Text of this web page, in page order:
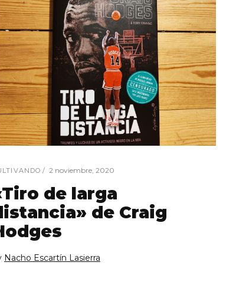
2 noviembre, 2020
de larga
de Craig
Nacho Escartín Lasierra